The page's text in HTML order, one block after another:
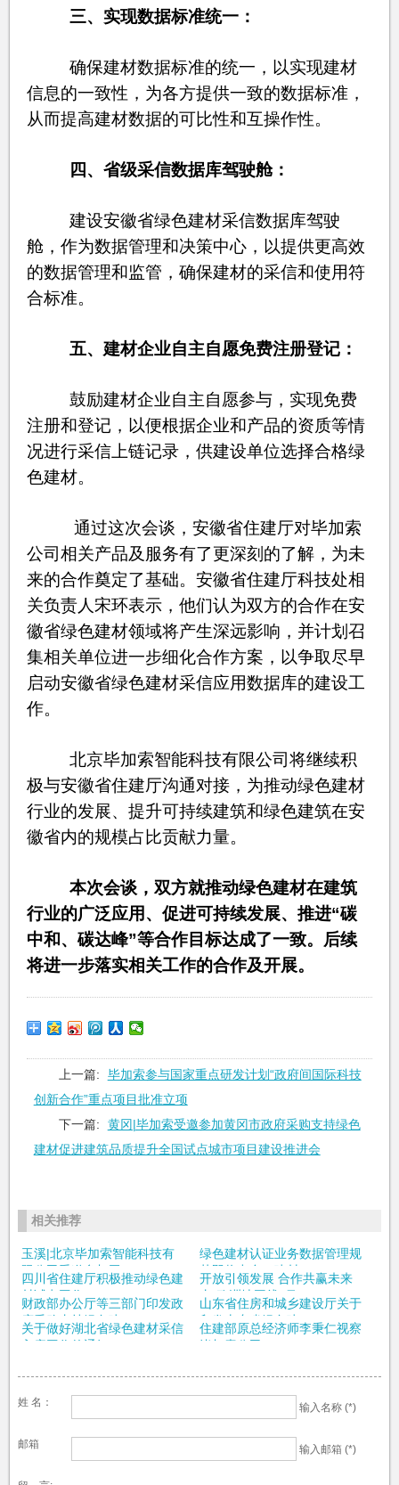
三、实现数据标准统一：
确保建材数据标准的统一，以实现建材
信息的一致性，为各方提供一致的数据标准，
从而提高建材数据的可比性和互操作性。
四、 省级采信数据库驾驶舱：
建设安徽省绿色建材采信数据库驾驶
舱，作为数据管理和决策中心，以提供更高效
的数据管理和监管，确保建材的采信和使用符
合标准。
五、 建材企业自主自愿免费注册登记：
鼓励建材企业自主自愿参与，实现免费
注册和登记，以便根据企业和产品的资质等情
况进行采信上链记录，供建设单位选择合格绿
色建材。
通过这次会谈，安徽省住建厅对毕加索
公司相关产品及服务有了更深刻的了解，为未
来的合作奠定了基础。安徽省住建厅科技处相
关负责人宋环表示，他们认为双方的合作在安
徽省绿色建材领域将产生深远影响，并计划召
集相关单位进一步细化合作方案，以争取尽早
启动安徽省绿色建材采信应用数据库的建设工
作。
北京毕加索智能科技有限公司将继续积
极与安徽省住建厅沟通对接，为推动绿色建材
行业的发展、提升可持续建筑和绿色建筑在安
徽省内的规模占比贡献力量。
本次会谈，双方就推动绿色建材在建筑
行业的广泛应用、促进可持续发展、推进“碳
中和、碳达峰”等合作目标达成了一致。后续
将进一步落实相关工作的合作及开展。
上一篇:
毕加索参与国家重点研发计划“政府间国际科技
创新合作”重点项目批准立项
下一篇:
黄冈|毕加索受邀参加黄冈市政府采购支持绿色
建材促进建筑品质提升全国试点城市项目建设推进会
相关推荐
玉溪|北京毕加索智能科技有
限公司受邀参加玉...
绿色建材认证业务数据管理规
范即将出台，建材...
四川省住建厅积极推动绿色建
材试点工作
开放引领发展 合作共赢未来
丨“欧洲地平线”项...
财政部办公厅等三部门印发政
府采购支持绿色建...
山东省住房和城乡建设厅关于
印发山东省绿色建...
关于做好湖北省绿色建材采信
入库工作的通知
住建部原总经济师李秉仁视察
毕加索公司
姓 名： 输入名称 (*)
邮箱 输入邮箱 (*)